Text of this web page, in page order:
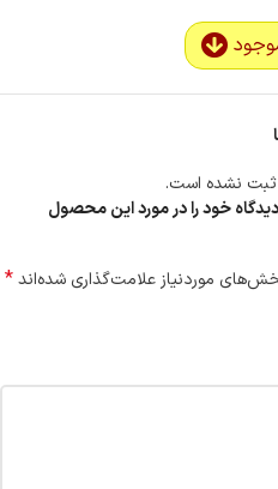
ثبت نشده است.
خود را در مورد این محصول
موردنیاز علامت‌گذاری شده‌اند*